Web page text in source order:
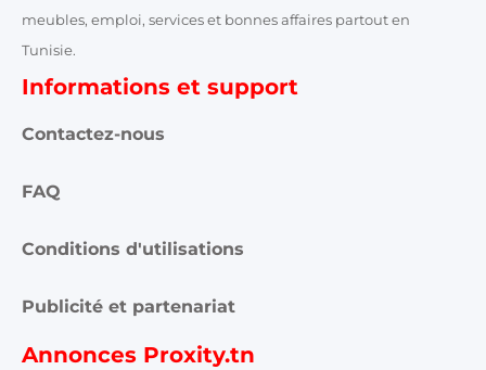
meubles, emploi, services et bonnes affaires partout en
Tunisie.
Informations et support
Contactez-nous
FAQ
Conditions d'utilisations
Publicité et partenariat
Annonces Proxity.tn